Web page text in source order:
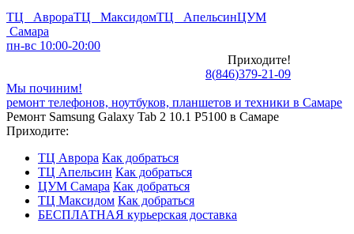
ТЦ АврораТЦ МаксидомТЦ АпельсинЦУМ
Самара
пн-вс 10:00-20:00
Приходите!
8(846)379-21-09
Мы починим!
ремонт телефонов, ноутбуков, планшетов и техники в Самаре
Ремонт Samsung Galaxy Tab 2 10.1 P5100 в Самаре
Приходите:
ТЦ Аврора Как добраться
ТЦ Апельсин Как добраться
ЦУМ Самара Как добраться
ТЦ Максидом Как добраться
БЕСПЛАТНАЯ курьерская доставка